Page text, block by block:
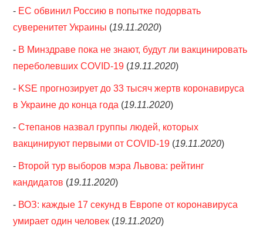
- ЕС обвинил Россию в попытке подорвать
суверенитет Украины (19.11.2020)
- В Минздраве пока не знают, будут ли вакцинировать
переболевших COVID-19 (19.11.2020)
- KSE прогнозирует до 33 тысяч жертв коронавируса
в Украине до конца года (19.11.2020)
-Степанов назвал группы людей, которых
вакцинируют первыми от COVID-19 (19.11.2020)
- Второй тур выборов мэра Львова: рейтинг
кандидатов (19.11.2020)
- ВОЗ: каждые 17 секунд в Европе от коронавируса
умирает один человек (19.11.2020)